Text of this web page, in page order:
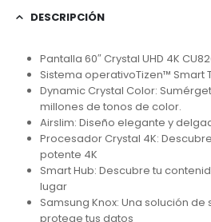
DESCRIPCIÓN
Pantalla 60″ Crystal UHD 4K
Sistema operativoTizen™ Smart
Dynamic Crystal Color:
millones de tonos de color.
Airslim: Diseño elegante y
Procesador Crystal 4K:
potente 4K
Smart Hub: Descubre tu
lugar
Samsung Knox: Una solución
protege tus datos